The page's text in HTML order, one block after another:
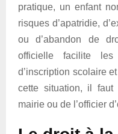
pratique, un enfant
risques d’apatridie,
ou d’abandon de
officielle facilite les
d’inscription scolaire
cette situation, il faut
mairie ou de l’officier